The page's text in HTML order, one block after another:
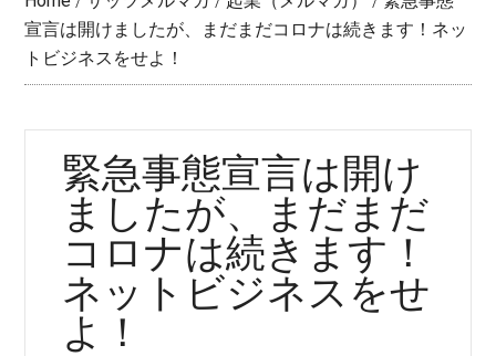
宣言は開けましたが、まだまだコロナは続きます！ネッ
トビジネスをせよ！
緊急事態宣言は開け
ましたが、まだまだ
コロナは続きます！
ネットビジネスをせ
よ！